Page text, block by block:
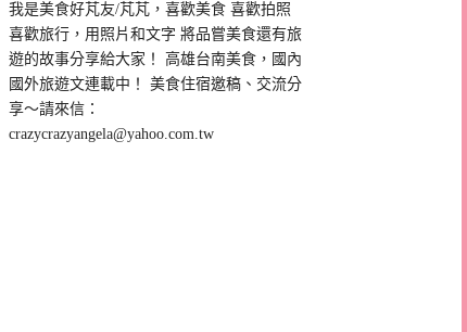
我是美食好芃友/芃芃，喜歡美食 喜歡拍照
喜歡旅行，用照片和文字 將品嘗美食還有旅
遊的故事分享給大家！ 高雄台南美食，國內
國外旅遊文連載中！ 美食住宿邀稿、交流分
享～請來信：
crazycrazyangela@yahoo.com.tw